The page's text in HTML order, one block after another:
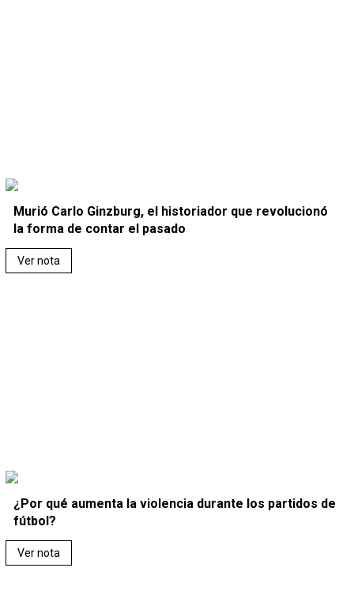
Murió Carlo Ginzburg, el historiador que revolucionó
la forma de contar el pasado
Ver nota
¿Por qué aumenta la violencia durante los partidos de
fútbol?
Ver nota